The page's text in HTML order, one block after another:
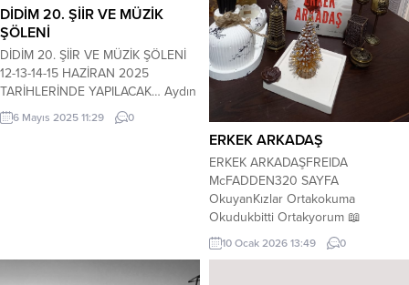
DİDİM 20. ŞİİR VE MÜZİK
ŞÖLENİ
DİDİM 20. ŞİİR VE MÜZİK ŞÖLENİ
12-13-14-15 HAZİRAN 2025
TARİHLERİNDE YAPILACAK… Aydın
Yazarlar ve Şairler Derneği Başkanı
Şükrü Öksüz ve yönetim kurulu
6 Mayıs 2025 11:29 0
ERKEK ARKADAŞ
ERKEK ARKADAŞFREIDA
McFADDEN320 SAYFA
OkuyanKızlar Ortakokuma
Okudukbitti Ortakyorum 📖
Hayallerinin erkeği mi yoksa en
kötü kabusu mu? ♨️Sydney otuzlu
10 Ocak 2026 13:49 0